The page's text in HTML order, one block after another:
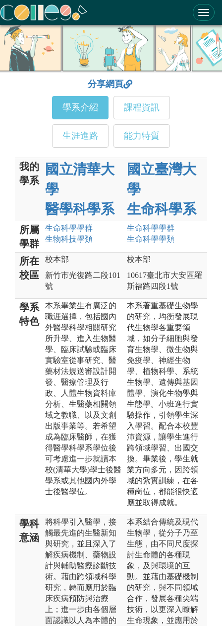
ColleGo! 大學選才與高中育才輔助系統
分享網頁
學系介紹 課程資訊
生涯進路 能力特質
我的
學系
國立清華大
學
醫學科學系
國立臺灣大
學
生命科學系
所屬
學群
生命科學學群
生物科技學類
生命科學學群
生命科學學類
所在
校區
校本部
新竹市光復路二段101
號
校本部
10617臺北市大安區羅
斯福路四段1號
學系
特色
本系畢業生有廣泛的
職涯選擇，包括國內
外醫學科學相關研究
所升學、進入生物醫
學、臨床試驗或臨床
實驗室從事研究、醫
藥材法規送審設計開
發、醫療管理及行
政、人體生物資料庫
分析、生醫藥相關領
域之教職、以及文創
出版事業等。若希望
成為臨床醫師，在獲
得醫學科學系學位後
可考慮進一步就讀本
校(清華大學)學士後醫
學系或其他國內外學
士後醫學位。
本系著重基礎生物學
的研究，均衡發展現
代生物學各重要領
域，如分子細胞與發
育生物學、微生物與
免疫學、神經生物
學、植物科學、系統
生物學、遺傳與基因
體學、演化生物學與
生態學。小班進行實
驗操作，引領學生深
入學習。配合本校豐
沛資源，讓學生進行
跨領域學習、出國交
換。畢業後，學生就
業方向多元，因跨領
域的紮實訓練，在各
種崗位，都能很快適
應並取得成就。
學科
意涵
將科學引入醫學，接
觸最先進的生醫新知
與研究，並且深入了
解疾病機制、藥物設
計與輔助醫療診斷技
術。藉由跨領域科學
研究，轉而應用於臨
床疾病預防與治療
上；進一步由各個層
面認識以人為本體的
本系結合傳統及現代
生物學，從分子乃至
生態，由不同尺度探
討生命體的各種現
象，及與環境的互
動。並藉由基礎機制
的研究，與不同領域
合作，發展各種尖端
技術，以更深入瞭解
生命現象，並應用於